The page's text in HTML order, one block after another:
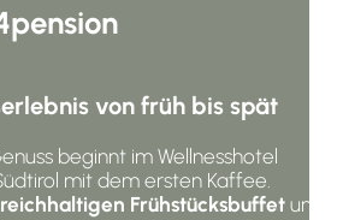
von früh bis spät
beginnt im Wellnesshotel
mit dem ersten Kaffee.
reichhaltigen Frühstücksbuffet und